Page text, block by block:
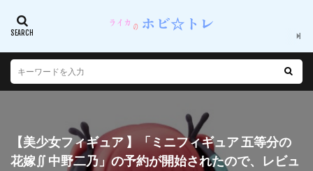
【美少女フィギュア 】「ミニフィギュア 五等分の
花嫁∬ 中野二乃」の予約が開始されたので、レビュ